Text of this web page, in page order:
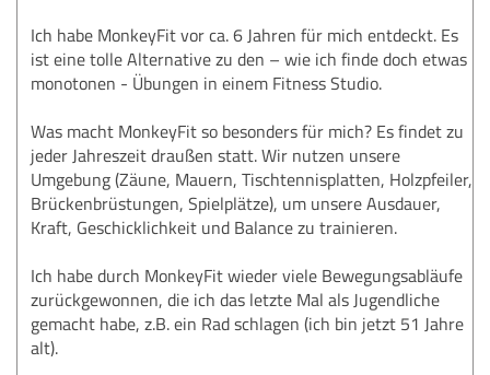
Ich habe MonkeyFit vor ca. 6 Jahren für mich entdeckt. Es
ist eine tolle Alternative zu den – wie ich finde doch etwas
monotonen - Übungen in einem Fitness Studio.
Was macht MonkeyFit so besonders für mich? Es findet zu
jeder Jahreszeit draußen statt. Wir nutzen unsere
Umgebung (Zäune, Mauern, Tischtennisplatten, Holzpfeiler,
Brückenbrüstungen, Spielplätze), um unsere Ausdauer,
Kraft, Geschicklichkeit und Balance zu trainieren.
Ich habe durch MonkeyFit wieder viele Bewegungsabläufe
zurückgewonnen, die ich das letzte Mal als Jugendliche
gemacht habe, z.B. ein Rad schlagen (ich bin jetzt 51 Jahre
alt).